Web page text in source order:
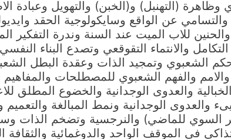
(التهنبل) و(الخبن) والتهويل وعبادة
عن الواقع وسايكولوجية الحقد
للاب الميت عند السنة وندرة التفكير
والانتماء التقوقعي وتصدع البناء
الشعبوي وتمجيد الذات وعقدة البطل
والفهم الشعبوي للمصطلحات والمفاهيم
والعدوى الوجدانية والخضوع المطلق
والعدوى الوجدانية ونمط المبالغة والتعميم
السوي للماضي) والنرجسية وتضخم الذات
في الموقف الواحد والدوغمائية والثقافة